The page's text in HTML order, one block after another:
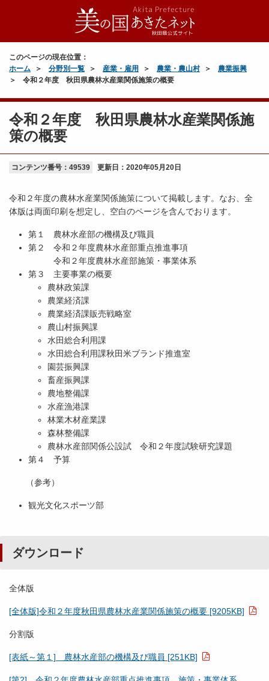
このページの現在位置：
ホーム
分野別一覧 産業・雇用 農業・農山村
農業振興
令和２年度 秋田県農林水産業関係施策の概要
令和２年度 秋田県農林水産業関係施
策の概要
コンテンツ番号：49539 更新日： 2020年05月20日
令和２年度の農林水産業関係施策について掲載します。なお、全
体版は両面印刷を想定し、空白のページを含んでおります。
第１ 農林水産部の機構及び職員
第２ 令和２年度農林水産部重点推進事項
令和２年度農林水産部施策・事業体系
第３ 主要事業の概要
農林政策課
農業経済課
農業経済課販売戦略室
農山村振興課
水田総合利用課
水田総合利用課秋田米ブランド推進室
園芸振興課
畜産振興課
農地整備課
水産漁港課
林業木材産業課
森林整備課
農林水産部関係公設試 令和２年度試験研究課題
第４ 予算
（参考）
観光文化スポーツ部
ダウンロード
全体版
[全体版]令和２年度秋田県農林水産業関係施策の概要 [9205KB]
分割版
[表紙～第１] 農林水産部の機構及び職員 [251KB]